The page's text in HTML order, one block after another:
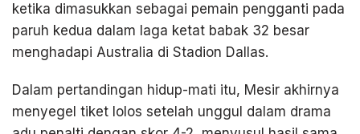
ketika dimasukkan sebagai pemain pengganti pada
paruh kedua dalam laga ketat babak 32 besar
menghadapi Australia di Stadion Dallas.
Dalam pertandingan hidup-mati itu, Mesir akhirnya
menyegel tiket lolos setelah unggul dalam drama